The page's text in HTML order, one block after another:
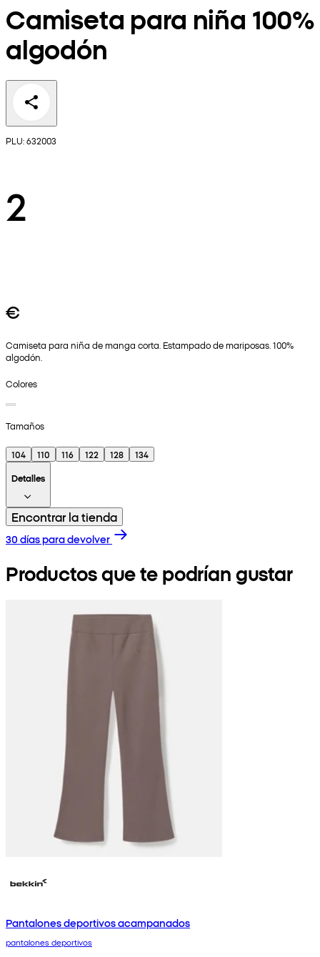
Camiseta para niña 100%
algodón
PLU: 632003
2
€
Camiseta para niña de manga corta. Estampado de mariposas. 100%
algodón.
Colores
Tamaños
104 110 116 122 128
134
Detalles
Encontrar la tienda
30 días para devolver
Productos que te podrían gustar
Pantalones deportivos acampanados
pantalones deportivos